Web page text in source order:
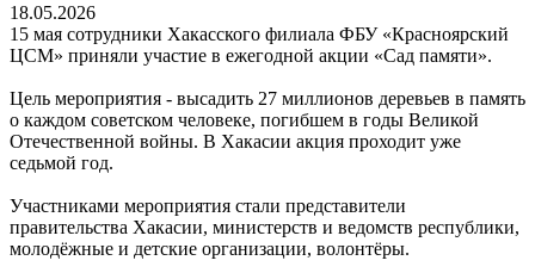
18.05.2026
15 мая сотрудники Хакасского филиала ФБУ «Красноярский
ЦСМ» приняли участие в ежегодной акции «Сад памяти».
Цель мероприятия - высадить 27 миллионов деревьев в память
о каждом советском человеке, погибшем в годы Великой
Отечественной войны. В Хакасии акция проходит уже
седьмой год.
Участниками мероприятия стали представители
правительства Хакасии, министерств и ведомств республики,
молодёжные и детские организации, волонтёры.